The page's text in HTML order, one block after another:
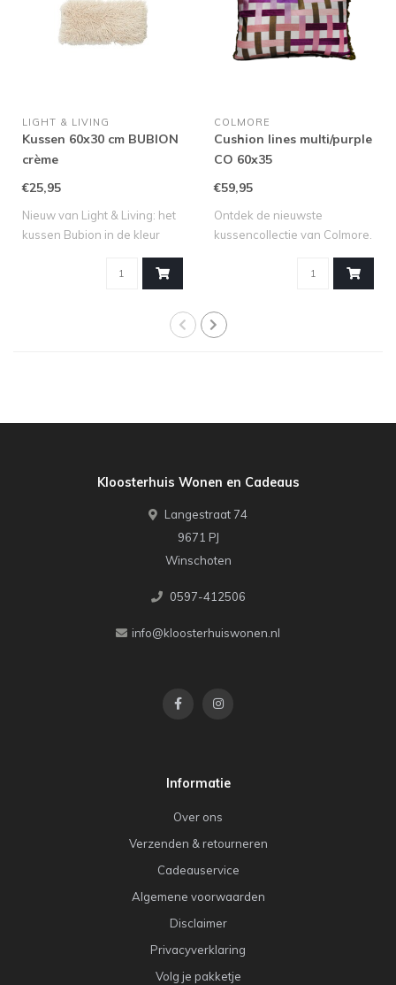
LIGHT & LIVING
Kussen 60x30 cm BUBION
crème
€25,95
Nieuw van Light & Living: het
kussen Bubion in de kleur
COLMORE
Cushion lines multi/purple
CO 60x35
€59,95
Ontdek de nieuwste
kussencollectie van Colmore.
Kloosterhuis Wonen en Cadeaus
Langestraat 74
9671 PJ
Winschoten
0597-412506
info@kloosterhuiswonen.nl
Informatie
Over ons
Verzenden & retourneren
Cadeauservice
Algemene voorwaarden
Disclaimer
Privacyverklaring
Volg je pakketje